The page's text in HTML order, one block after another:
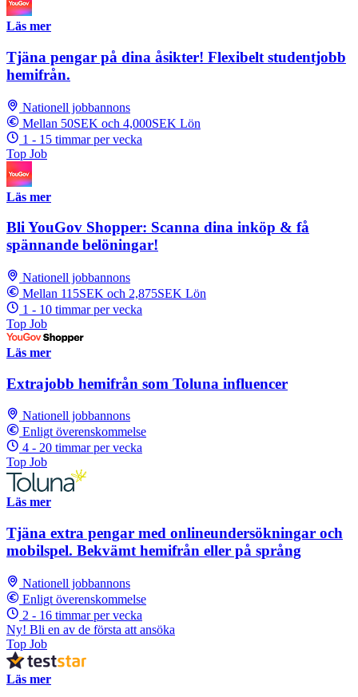
Läs mer
Tjäna pengar på dina åsikter! Flexibelt studentjobb
hemifrån.
Nationell jobbannons
Mellan 50SEK och 4,000SEK Lön
1 - 15 timmar per vecka
Top Job
Läs mer
Bli YouGov Shopper: Scanna dina inköp & få
spännande belöningar!
Nationell jobbannons
Mellan 115SEK och 2,875SEK Lön
1 - 10 timmar per vecka
Top Job
Läs mer
Extrajobb hemifrån som Toluna influencer
Nationell jobbannons
Enligt överenskommelse
4 - 20 timmar per vecka
Top Job
Läs mer
Tjäna extra pengar med onlineundersökningar och
mobilspel. Bekvämt hemifrån eller på språng
Nationell jobbannons
Enligt överenskommelse
2 - 16 timmar per vecka
Ny! Bli en av de första att ansöka
Top Job
Läs mer